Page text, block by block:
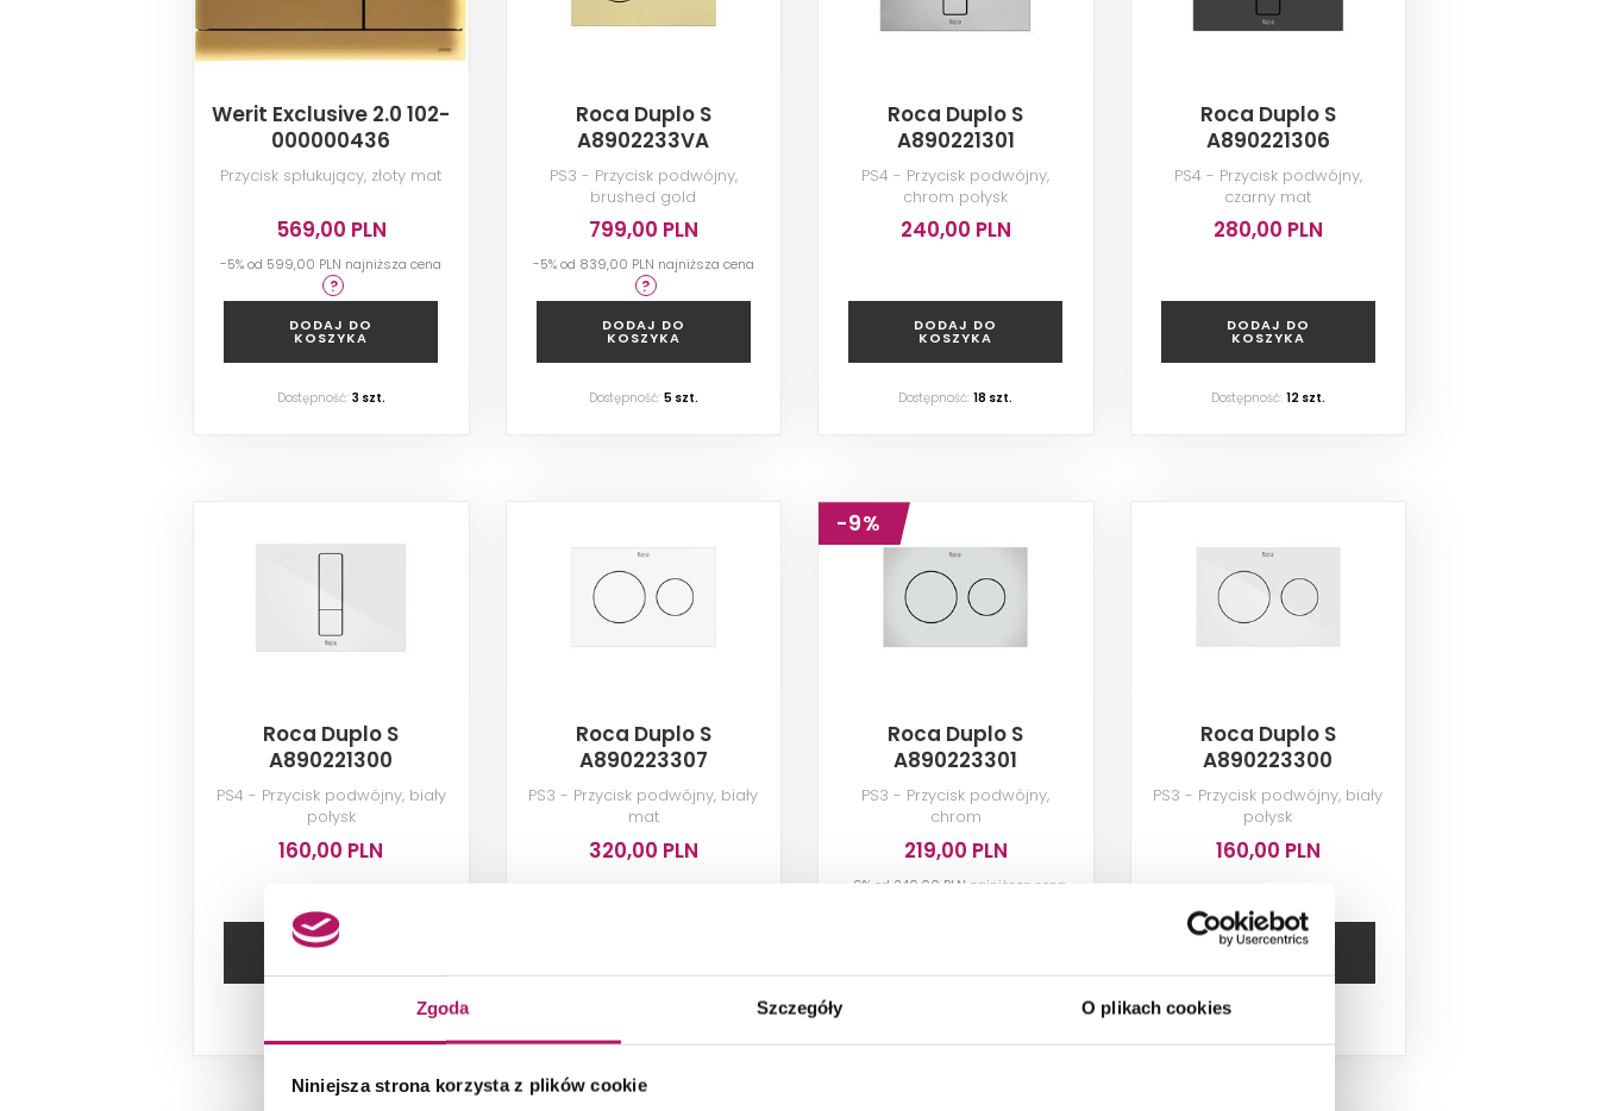
Zgoda Szczegóły O plikach cookies
Niniejsza strona korzysta z plików cookie
Werit Exclusive 2.0 102-
000000436
Przycisk spłukujący, złoty mat
569,00 PLN
-5% od 599,00 PLN najniższa cena
DODAJ DO
KOSZYKA
Dostępność: 3 szt.
Roca Duplo S
A8902233VA
PS3 - Przycisk podwójny,
brushed gold
799,00 PLN
-5% od 839,00 PLN najniższa cena
DODAJ DO
KOSZYKA
Dostępność: 5 szt.
Roca Duplo S
A890221301
PS4 - Przycisk podwójny,
chrom połysk
240,00 PLN
DODAJ DO
KOSZYKA
Dostępność:18 szt.
Roca Duplo S
A890221306
PS4 - Przycisk podwójny,
czarny mat
280,00 PLN
DODAJ DO
KOSZYKA
Dostępność: 12 szt.
Roca Duplo S
A890221300
PS4 - Przycisk podwójny, biały
połysk
160,00 PLN
DODAJ DO
Roca Duplo S
A890223307
PS3 - Przycisk podwójny, biały
mat
320,00 PLN
-9%
Roca Duplo S
A890223301
PS3 - Przycisk podwójny,
chrom
219,00 PLN
-9% od 240,00 PLN najniższa cena
Roca Duplo S
A890223300
PS3 - Przycisk podwójny, biały
połysk
160,00 PLN
DODAJ DO
Dostępność: